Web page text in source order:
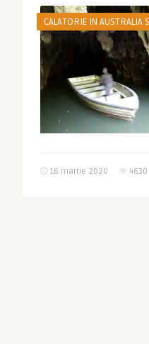
CALATORIE IN AUSTRALIA
16 martie 2020 4630